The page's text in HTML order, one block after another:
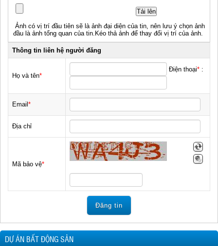
Tải lên
Ảnh có vị trí đầu tiên sẽ là ảnh đại diện của tin, nên lưu ý chọn ảnh
đầu là ảnh tổng quan của tin.Kéo thả ảnh để thay đổi vị trí của ảnh.
Thông tin liên hệ người đăng
Họ và tên*
Điện thoại* :
Email *
Địa chỉ
Mã bảo vệ*
Đăng tin
DỰ ÁN BẤT ĐỘNG SẢN